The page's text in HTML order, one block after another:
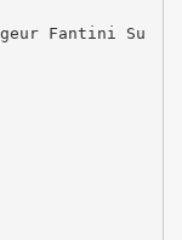
Fantini Su